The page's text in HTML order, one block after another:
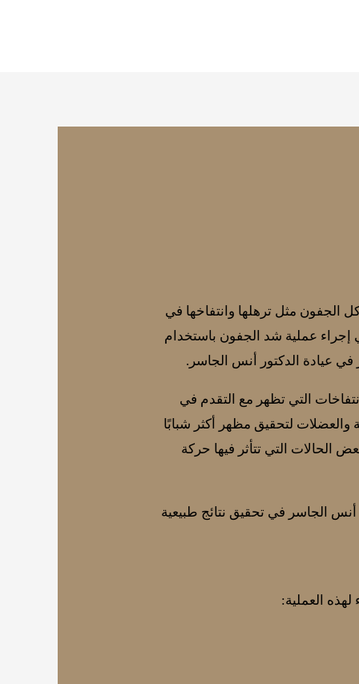
الجفون مثل ترهلها وانتفاخها في
إجراء عملية شد الجفون باستخدام
عيادة الدكتور أنس الجاسر.
التي تظهر مع التقدم في
والعضلات لتحقيق مظهر أكثر شبابًا
الحالات التي تتأثر فيها حركة
الجاسر في تحقيق نتائج طبيعية
العملية: